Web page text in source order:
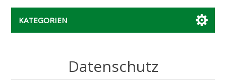
KATEGORIEN
Datenschutz